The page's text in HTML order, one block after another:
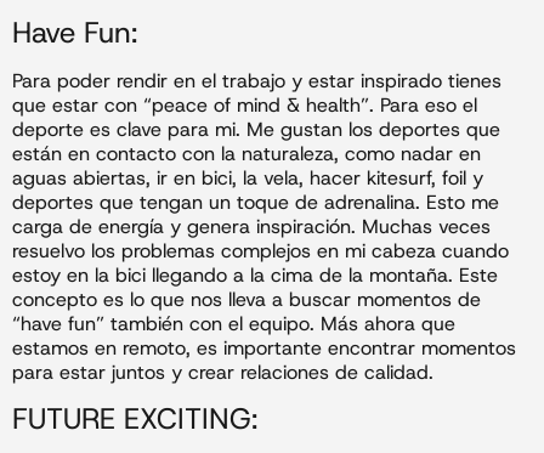
Have Fun:
Para poder rendir en el trabajo y estar inspirado tienes
que estar con “peace of mind & health”. Para eso el
deporte es clave para mi. Me gustan los deportes que
están en contacto con la naturaleza, como nadar en
aguas abiertas, ir en bici, la vela, hacer kitesurf, foil y
deportes que tengan un toque de adrenalina. Esto me
carga de energía y genera inspiración. Muchas veces
resuelvo los problemas complejos en mi cabeza cuando
estoy en la bici llegando a la cima de la montaña. Este
concepto es lo que nos lleva a buscar momentos de
“have fun” también con el equipo. Más ahora que
estamos en remoto, es importante encontrar momentos
para estar juntos y crear relaciones de calidad.
FUTURE EXCITING: